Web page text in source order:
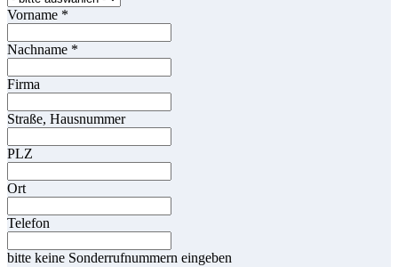
Vorname *
Nachname *
Firma
Straße, Hausnummer
PLZ
Ort
Telefon
bitte keine Sonderrufnummern eingeben